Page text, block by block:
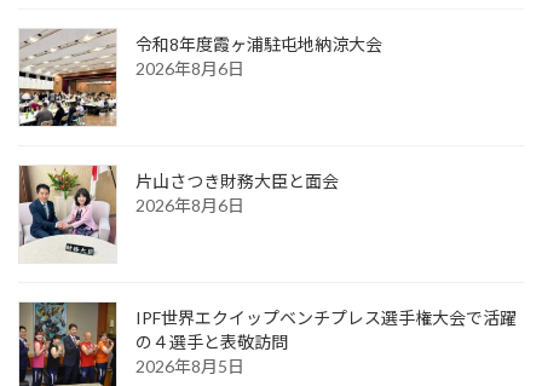
令和8年度霞ヶ浦駐屯地納涼大会
2026年8月6日
片山さつき財務大臣と面会
2026年8月6日
IPF世界エクイップベンチプレス選手権大会で活躍
の４選手と表敬訪問
2026年8月5日